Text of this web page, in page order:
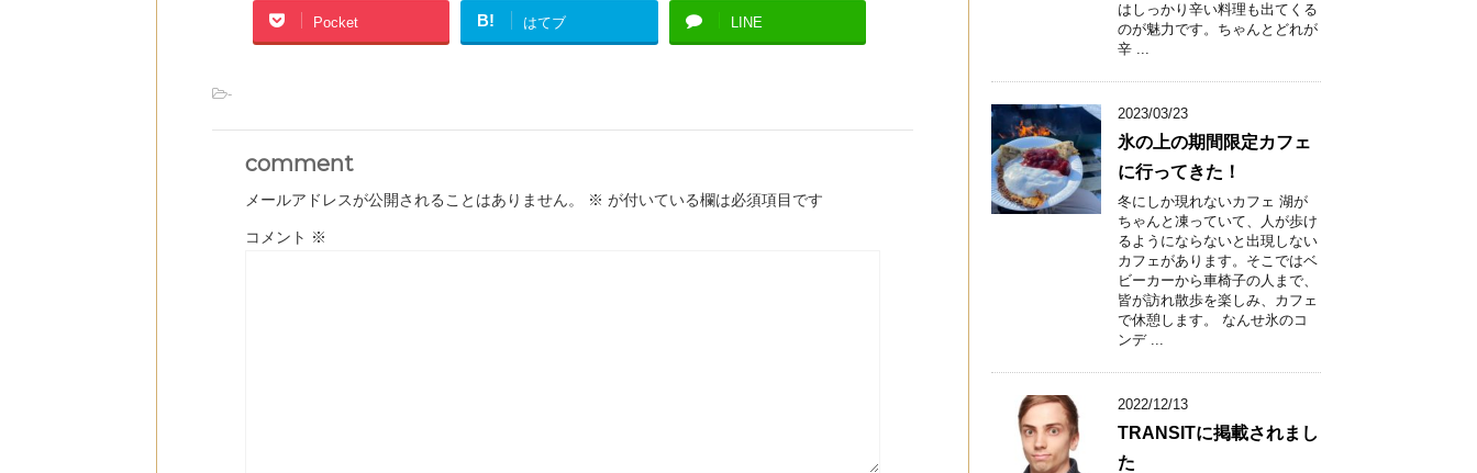
Pocket B! はてブ LINE
-
comment
メールアドレスが公開されることはありません。 ※ が付いている欄は必須項目です
コメント ※
はしっかり辛い料理も出てくる
のが魅力です。ちゃんとどれが
辛 ...
2023/03/23
氷の上の期間限定カフェ
に行ってきた！
冬にしか現れないカフェ 湖が
ちゃんと凍っていて、人が歩け
るようにならないと出現しない
カフェがあります。そこではベ
ビーカーから車椅子の人まで、
皆が訪れ散歩を楽しみ、カフェ
で休憩します。 なんせ氷のコ
ンデ ...
2022/12/13
TRANSITに掲載されまし
た